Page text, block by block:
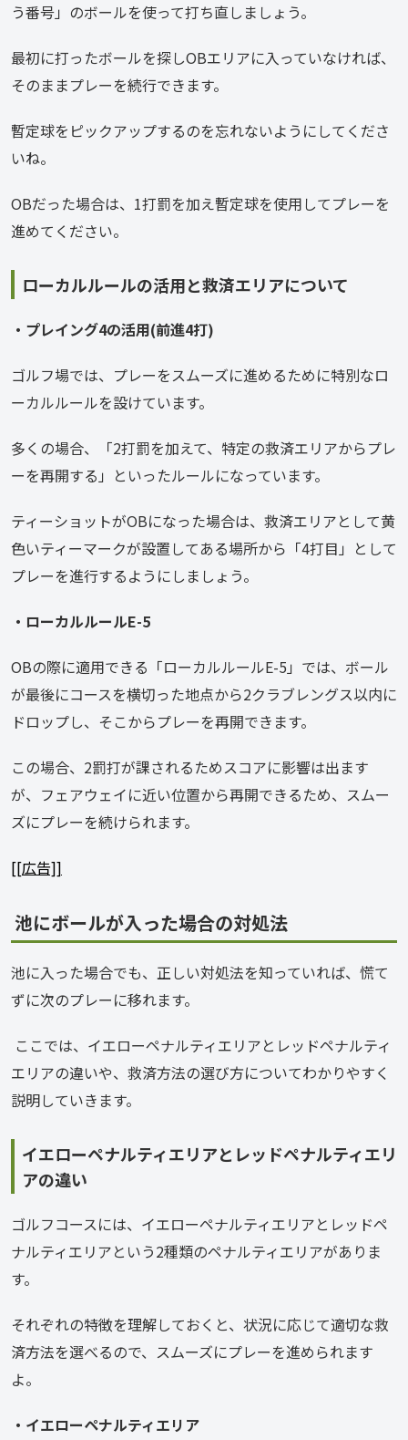
う番号」のボールを使って打ち直しましょう。
最初に打ったボールを探しOBエリアに入っていなければ、
そのままプレーを続行できます。
暫定球をピックアップするのを忘れないようにしてくださ
いね。
OBだった場合は、1打罰を加え暫定球を使用してプレーを
進めてください。
ローカルルールの活用と救済エリアについて
・プレイング4の活用(前進4打)
ゴルフ場では、プレーをスムーズに進めるために特別なロ
ーカルルールを設けています。
多くの場合、「2打罰を加えて、特定の救済エリアからプレ
ーを再開する」といったルールになっています。
ティーショットがOBになった場合は、救済エリアとして黄
色いティーマークが設置してある場所から「4打目」として
プレーを進行するようにしましょう。
・ローカルルールE-5
OBの際に適用できる「ローカルルールE-5」では、ボール
が最後にコースを横切った地点から2クラブレングス以内に
ドロップし、そこからプレーを再開できます。
この場合、2罰打が課されるためスコアに影響は出ます
が、フェアウェイに近い位置から再開できるため、スムー
ズにプレーを続けられます。
[[広告]]
池にボールが入った場合の対処法
池に入った場合でも、正しい対処法を知っていれば、慌て
ずに次のプレーに移れます。
ここでは、イエローペナルティエリアとレッドペナルティ
エリアの違いや、救済方法の選び方についてわかりやすく
説明していきます。
イエローペナルティエリアとレッドペナルティエリ
アの違い
ゴルフコースには、イエローペナルティエリアとレッドペ
ナルティエリアという2種類のペナルティエリアがありま
す。
それぞれの特徴を理解しておくと、状況に応じて適切な救
済方法を選べるので、スムーズにプレーを進められます
よ。
・イエローペナルティエリア